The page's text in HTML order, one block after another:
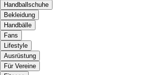
Handballschuhe
Bekleidung
Handbälle
Fans
Lifestyle
Ausrüstung
Für Vereine